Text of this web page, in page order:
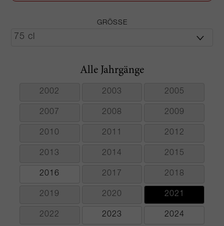
GRÖSSE
Alle Jahrgänge
2002 2003 2005
2007 2008 2009
2010 2011 2012
2013 2014 2015
2016 2017 2018
2019 2020 2021
2022 2023 2024